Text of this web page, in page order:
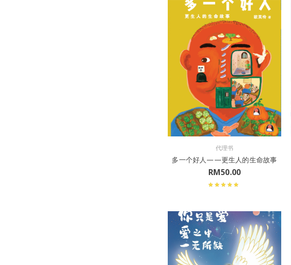
代理书
多一个好人——更生人的生命故事
RM50.00